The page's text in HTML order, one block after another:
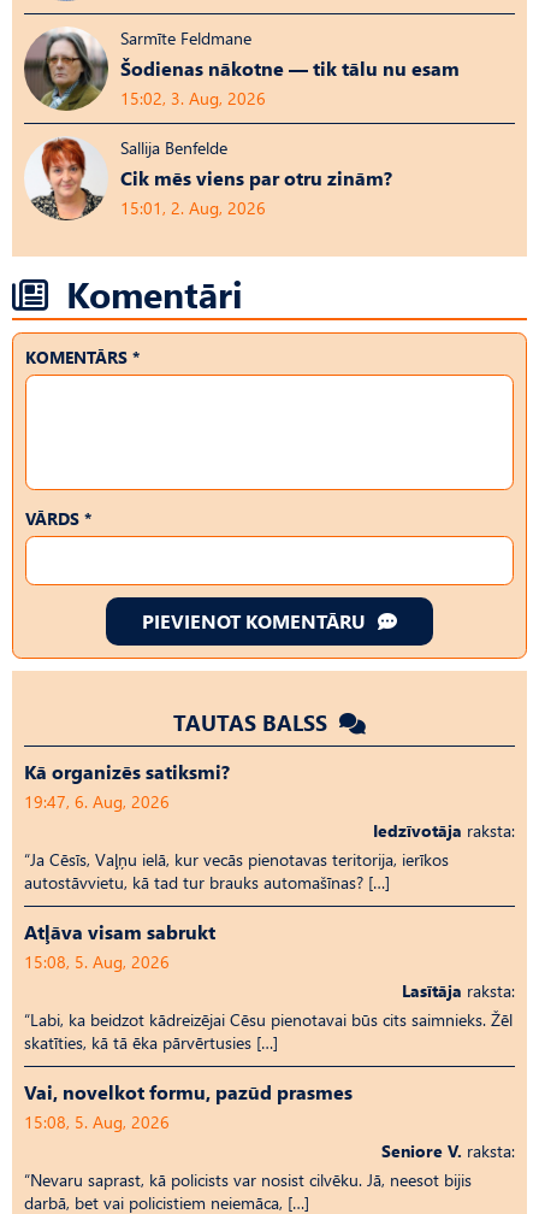
Sarmīte Feldmane
Šodienas nākotne — tik tālu nu esam
15:02, 3. Aug, 2026
Sallija Benfelde
Cik mēs viens par otru zinām?
15:01, 2. Aug, 2026
Komentāri
KOMENTĀRS *
VĀRDS *
PIEVIENOT KOMENTĀRU
TAUTAS BALSS
Kā organizēs satiksmi?
19:47, 6. Aug, 2026
Iedzīvotāja raksta:
“Ja Cēsīs, Vaļņu ielā, kur vecās pienotavas teritorija, ierīkos
autostāvvietu, kā tad tur brauks automašīnas? […]
Atļāva visam sabrukt
15:08, 5. Aug, 2026
Lasītāja raksta:
“Labi, ka beidzot kādreizējai Cēsu pienotavai būs cits saimnieks. Žēl
skatīties, kā tā ēka pārvērtusies […]
Vai, novelkot formu, pazūd prasmes
15:08, 5. Aug, 2026
Seniore V. raksta:
“Nevaru saprast, kā policists var nosist cilvēku. Jā, neesot bijis
darbā, bet vai policistiem neiemāca, […]